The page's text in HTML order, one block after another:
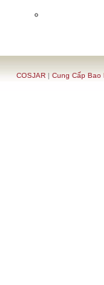
COSJAR| Cung Cấp Bao